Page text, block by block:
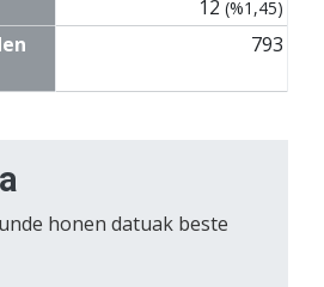
12 (%1,45)
793
honen datuak beste